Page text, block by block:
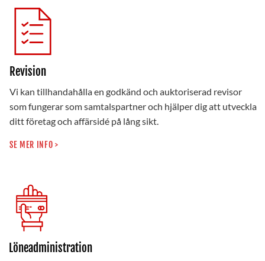
Revision
Vi kan tillhandahålla en godkänd och auktoriserad revisor
som fungerar som samtalspartner och hjälper dig att utveckla
ditt företag och affärsidé på lång sikt.
SE MER INFO >
Löneadministration